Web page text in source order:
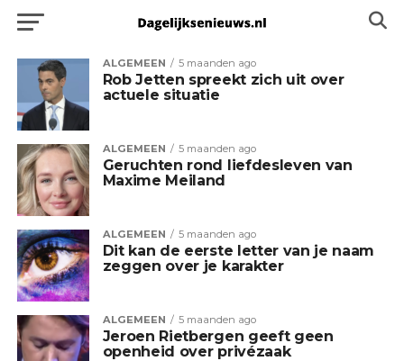
ALGEMEEN 5 maanden ago
Rob Jetten spreekt zich uit over
actuele situatie
ALGEMEEN 5 maanden ago
Geruchten rond liefdesleven van
Maxime Meiland
ALGEMEEN 5 maanden ago
Dit kan de eerste letter van je naam
zeggen over je karakter
ALGEMEEN 5 maanden ago
Jeroen Rietbergen geeft geen
openheid over privézaak